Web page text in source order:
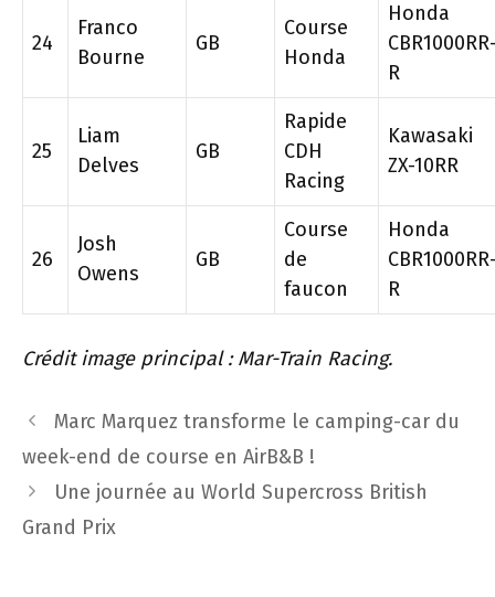
24
Franco
Bourne
GB
Course
Honda
Honda
R
25
Liam
Delves
GB
Rapide
CDH
Racing
Kawasaki
ZX-10RR
26
Josh
Owens
GB
Course
de
faucon
Honda
R
Crédit image principal : Mar-Train Racing.
Navigation
des
Marc Marquez transforme le camping-car du
week-end de course en AirB&B !
Une journée au World Supercross British
Grand Prix